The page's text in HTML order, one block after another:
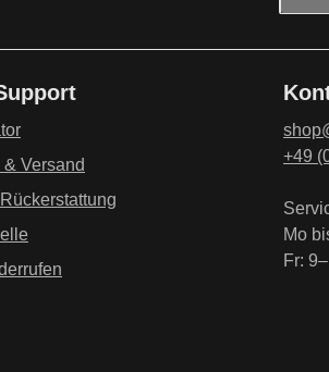
Die
Versand
+49
Mo
Fr: